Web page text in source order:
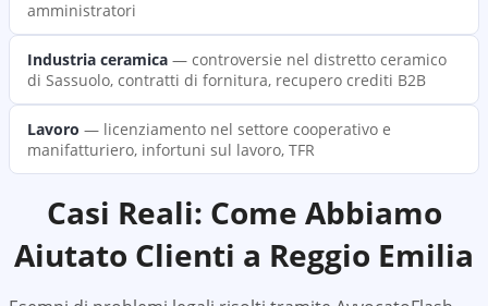
amministratori
Industria ceramica — controversie nel distretto ceramico
di Sassuolo, contratti di fornitura, recupero crediti B2B
Lavoro — licenziamento nel settore cooperativo e
manifatturiero, infortuni sul lavoro, TFR
Casi Reali: Come Abbiamo
Aiutato Clienti a Reggio Emilia